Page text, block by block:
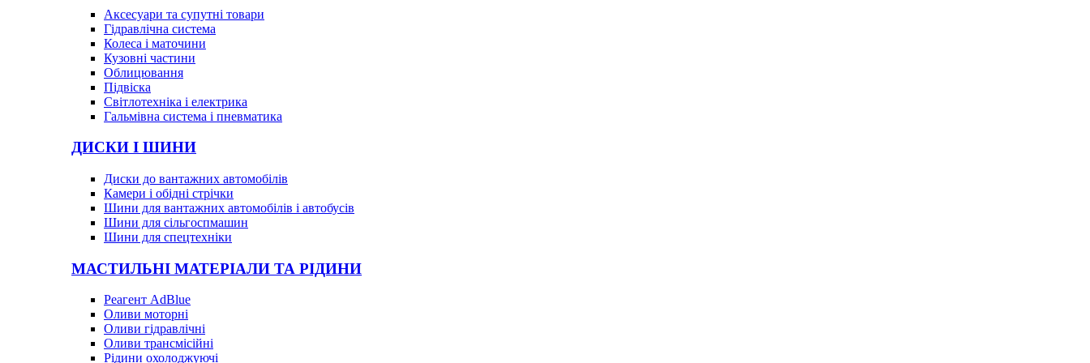
Аксесуари та супутні товари
Гідравлічна система
Колеса і маточини
Кузовні частини
Облицювання
Підвіска
Світлотехніка і електрика
Гальмівна система і пневматика
ДИСКИ І ШИНИ
Диски до вантажних автомобілів
Камери і обідні стрічки
Шини для вантажних автомобілів і автобусів
Шини для сільгоспмашин
Шини для спецтехніки
МАСТИЛЬНІ МАТЕРІАЛИ ТА РІДИНИ
Реагент AdBlue
Оливи моторні
Оливи гідравлічні
Оливи трансмісійні
Рідини охолоджуючі